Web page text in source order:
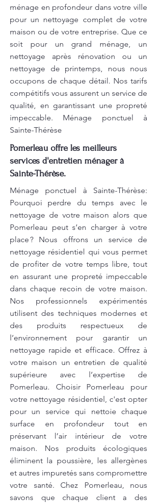
ménage en profondeur dans votre ville
pour un nettoyage complet de votre
maison ou de votre entreprise. Que ce
soit pour un grand ménage, un
nettoyage après rénovation ou un
nettoyage de printemps, nous nous
occupons de chaque détail. Nos tarifs
compétitifs vous assurent un service de
qualité, en garantissant une propreté
impeccable. Ménage ponctuel à
Sainte-Thérèse
Pomerleau offre les meilleurs
services d'entretien ménager à
Sainte-Thérèse.
Ménage ponctuel à Sainte-Thérèse:
Pourquoi perdre du temps avec le
nettoyage de votre maison alors que
Pomerleau peut s’en charger à votre
place ? Nous offrons un service de
nettoyage résidentiel qui vous permet
de profiter de votre temps libre, tout
en assurant une propreté impeccable
dans chaque recoin de votre maison.
Nos professionnels expérimentés
utilisent des techniques modernes et
des produits respectueux de
l’environnement pour garantir un
nettoyage rapide et efficace. Offrez à
votre maison un entretien de qualité
supérieure avec l’expertise de
Pomerleau. Choisir Pomerleau pour
votre nettoyage résidentiel, c'est opter
pour un service qui nettoie chaque
surface en profondeur tout en
préservant l’air intérieur de votre
maison. Nos produits écologiques
éliminent la poussière, les allergènes
et autres impuretés sans compromettre
votre santé. Chez Pomerleau, nous
savons que chaque client a des